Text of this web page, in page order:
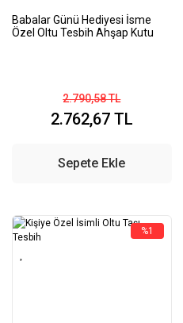
Babalar Günü Hediyesi İsme
Özel Oltu Tesbih Ahşap Kutu
2.790,58 TL
2.762,67 TL
Sepete Ekle
%1